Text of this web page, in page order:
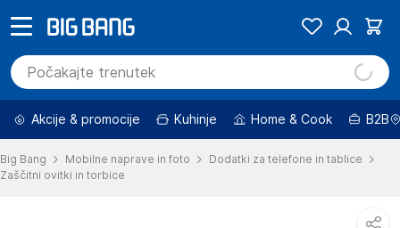
Akcije & promocije Kuhinje Home & Cook B2B
Big Bang Mobilne naprave in foto
Dodatki za telefone in tablice
Zaščitni ovitki in torbice